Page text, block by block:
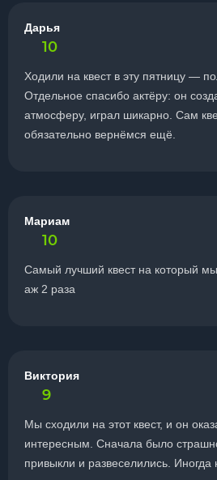
Дарья
10
Ходили на квест в эту пятницу —
Отдельное спасибо актёру: он
атмосферу, играл шикарно. Сам
обязательно вернёмся ещё.
Мариам
10
Самый лучший квест на который
аж 2 раза
Виктория
9
Мы сходили на этот квест, и он
интересным. Сначала было
привыкли и развеселились.